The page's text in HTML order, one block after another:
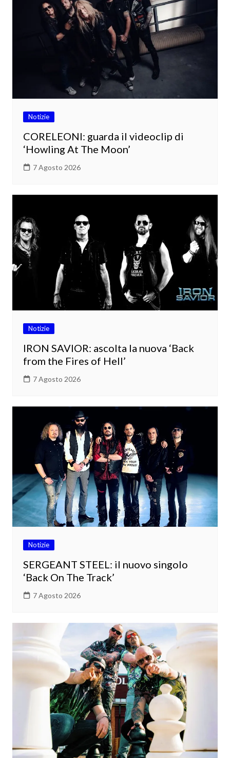
Notizie
CORELEONI: guarda il videoclip di
‘Howling At The Moon’
7 Agosto 2026
Notizie
IRON SAVIOR: ascolta la nuova ‘Back
from the Fires of Hell’
7 Agosto 2026
Notizie
SERGEANT STEEL: il nuovo singolo
‘Back On The Track’
7 Agosto 2026